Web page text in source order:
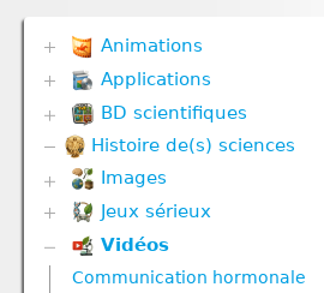
Animations
Biodiversité
Communication hormonale
Communication nerveuse
Corps humain
Défense immunitaire
Divers
Génétique
Géodynamique externe
Géodynamique interne
Applications
Biodiversité
Communication hormonale
Communication nerveuse
Corps humain
Défense immunitaire
Divers
Evolution
Génétique
BD scientifiques
Biodiversité
Corps humain
Divers
Evolution
Géodynamique externe et
Gestes techniques
Histoire de(s) sciences
Images
Corps humain
Jeux sérieux
Biodiversité
Défense immunitaire
Vidéos
Communication hormonale